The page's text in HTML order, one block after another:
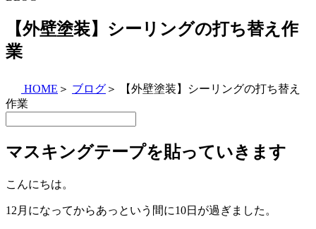
【外壁塗装】シーリングの打ち替え作
業
HOME ＞ ブログ ＞
【外壁塗装】シーリングの打ち替え
作業
マスキングテープを貼っていきます
こんにちは。
12月になってからあっという間に10日が過ぎました。